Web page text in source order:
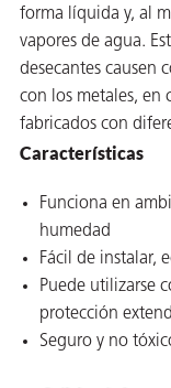
forma líquida y, al
vapores de agua.
desecantes causen
con los metales, en
fabricados con
Características
Funciona en
humedad
Fácil de instalar,
Puede utilizarse
protección
Seguro y no